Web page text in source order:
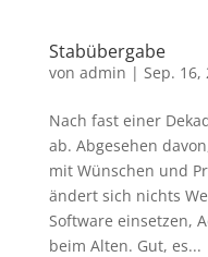
Stabübergabe
von admin | Sep. 16,
Nach fast einer
ab. Abgesehen
mit Wünschen und
ändert sich nichts
Software einsetzen,
beim Alten. Gut, es...